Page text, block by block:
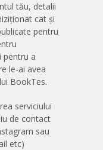
tău, detalii
cat și
pentru
pentru a
le-ai avea
BookTes.
serviciului
de contact
sau
etc)